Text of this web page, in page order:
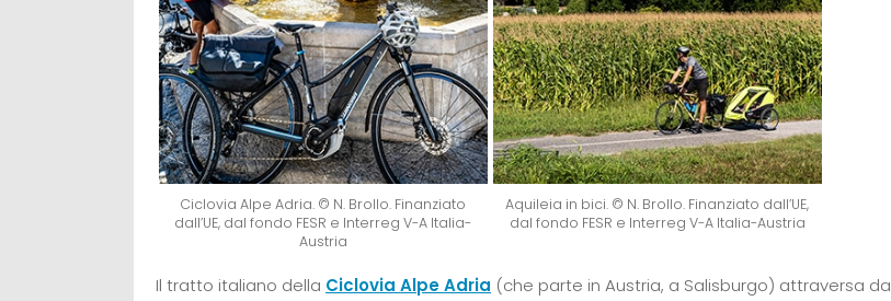
Ciclovia Alpe Adria. © N. Brollo. Finanziato
dall’UE, dal fondo FESR e Interreg V-A Italia-
Austria
Aquileia in bici. © N. Brollo. Finanziato dall’UE,
dal fondo FESR e Interreg V-A Italia-Austria
Il tratto italiano della Ciclovia Alpe Adria (che parte in Austria, a Salisburgo) attraversa da